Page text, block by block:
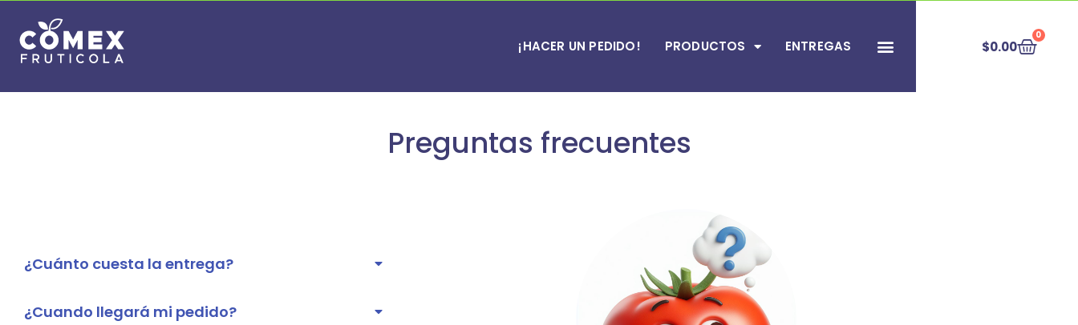
¡HACER UN PEDIDO! PRODUCTOS ENTREGAS $0.00
0
Preguntas frecuentes
¿Cuánto cuesta la entrega?
¿Cuando llegará mi pedido?